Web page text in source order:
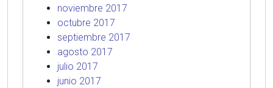
noviembre 2017
octubre 2017
septiembre 2017
agosto 2017
julio 2017
junio 2017